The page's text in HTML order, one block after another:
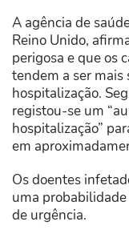
A agência de
Reino Unido,
perigosa e que os
tendem a ser mais
hospitalização.
registou-se um
hospitalização”
em
Os doentes
uma
de urgência.